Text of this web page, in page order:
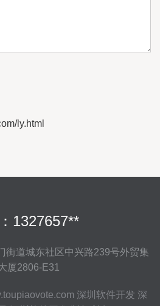
ly.html
1327657**
街道城东社区中兴路239号外贸集
厦2806-E31
深圳软件开发 深